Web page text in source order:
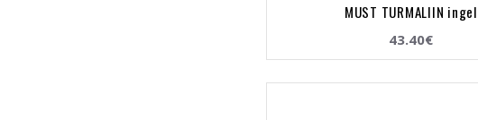
MUST TURMALIIN ingel
43.40€